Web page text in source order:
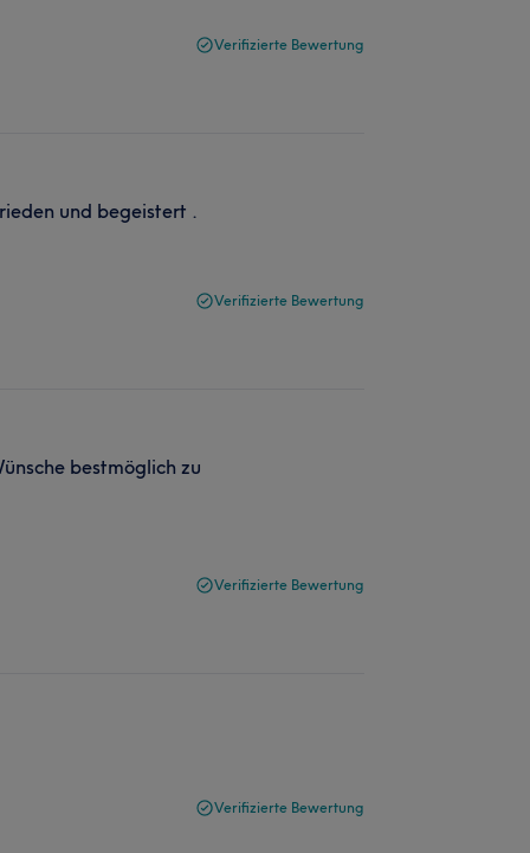
Verifizierte Bewertung
und begeistert .
Verifizierte Bewertung
bestmöglich zu
Verifizierte Bewertung
Verifizierte Bewertung